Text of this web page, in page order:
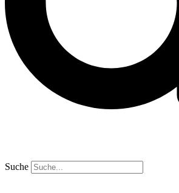
Suche